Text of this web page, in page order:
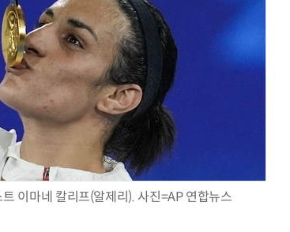
이마네 칼리프(알제리). 사진=AP 연합뉴스
모든 업무 담당자(비개발자)를 위한 온톨로지 기반 AI 지식체계 설계 1-day 워크숍